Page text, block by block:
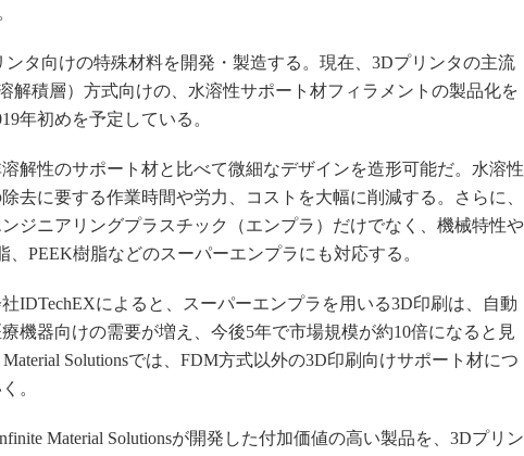
インダストリー4.0
イノベーション
メイドインジャパン
植物工場
知財マネジメント
グローバル設計・開発
制御セキュリティ
新型コロナへの対応
タ向けの特殊材料を開発・製造する。現在、3Dプリンタの主流
解積層）方式向けの、水溶性サポート材フィラメントの製品化を
年初めを予定している。
解性のサポート材と比べて微細なデザインを造形可能だ。水溶性
去に要する作業時間や労力、コストを大幅に削減する。さらに、
ジニアリングプラスチック（エンプラ）だけでなく、機械特性や
、PEEK樹脂などのスーパーエンプラにも対応する。
IDTechEXによると、スーパーエンプラを用いる3D印刷は、自動
機器向けの需要が増え、今後5年で市場規模が約10倍になると見
Solutionsでは、FDM方式以外の3D印刷向けサポート材につ
。
Material Solutionsが開発した付加価値の高い製品を、3Dプリン